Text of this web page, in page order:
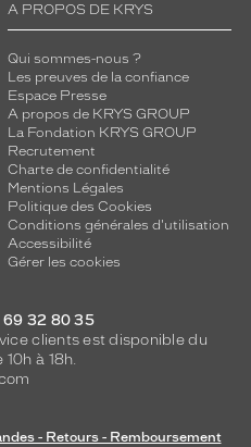
A PROPOS DE KRYS
Qui sommes-nous ?
Les preuves de la confiance
Espace Presse
A propos de KRYS GROUP
La Fondation KRYS GROUP
Recrutement
Charte de confidentialité
Mentions Légales
Politique des Cookies
Conditions générales d'utilisation
Accessibilité
Gérer les cookies
69 32 80 35
clients est disponible du
à 18h.
- Retours - Remboursement